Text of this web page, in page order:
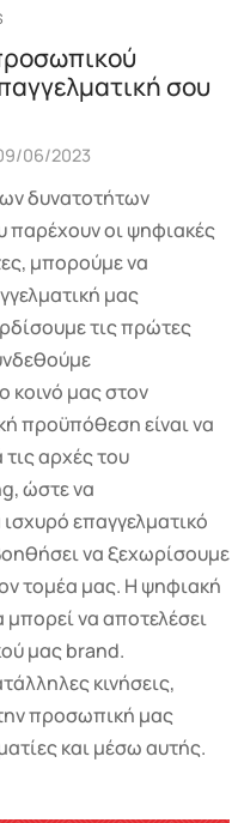
σου
06/2023
δυνατοτήτων
οι ψηφιακές
μπορούμε να
μας
τις πρώτες
κοινό μας στον
προϋπόθεση είναι να
αρχές του
ώστε να
επαγγελματικό
να ξεχωρίσουμε
τομέα μας. Η ψηφιακή
να αποτελέσει
μας brand.
κινήσεις,
προσωπική μας
και μέσω αυτής.